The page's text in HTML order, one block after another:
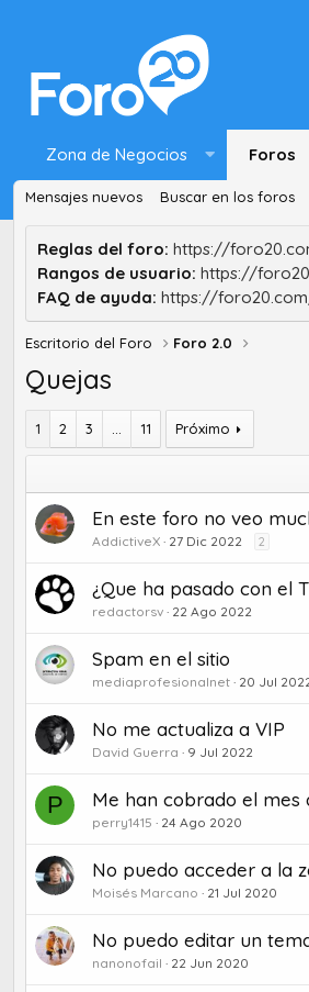
Zona de Negocios Foros
Mensajes nuevos Buscar en los foros
Reglas del foro: https://
Rangos de usuario: https://
FAQ de ayuda: https://
Escritorio del Foro Foro 2.0
Quejas
1 2 3 11 Próximo
En este foro no veo
AddictiveX 27 Dic 2022 2
¿Que ha pasado con el
redactorsv 22 Ago 2022
Spam en el sitio
mediaprofesionalnet 20 Jul
No me actualiza a VIP
David Guerra 9 Jul 2022
P Me han cobrado el mes
perry1415 24 Ago 2020
No puedo acceder a la
Moisés Marcano 21 Jul 2020
No puedo editar un
nanonofail 22 Jun 2020